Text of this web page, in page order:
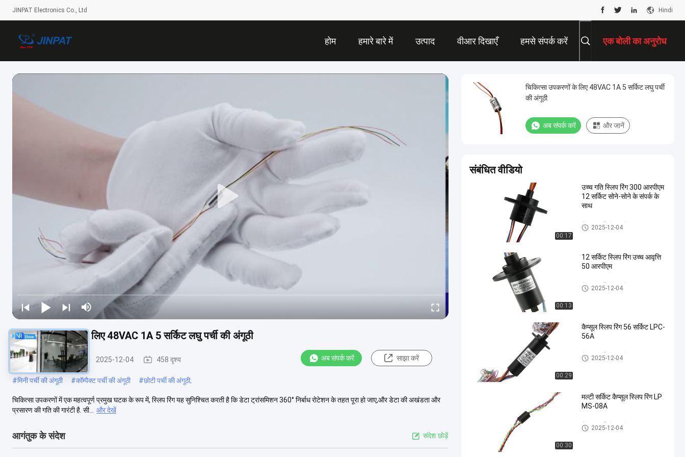
JINPAT Electronics Co., Ltd Hindi
होम हमारे बारे में उत्पाद वीआर दिखाएँ हमसे संपर्क करें एक बोली का अनुरोध
चिकित्सा उपकरणों के लिए 48VAC 1A 5 सर्किट लघु पर्ची की अंगूठी
कैप्सूल पर्ची की अंगूठी 2025-12-04 458 दृश्य अब संपर्क करें साझा करें
#मिनी पर्ची की अंगूठी #कॉम्पैक्ट पर्ची की अंगूठी #छोटी पर्ची की अंगूठी;
चिकित्सा उपकरणों में एक महत्वपूर्ण प्रमुख घटक के रूप में, स्लिप रिंग यह सुनिश्चित करती है कि डेटा ट्रांसमिशन 360° निर्बाध रोटेशन के तहत पूरा हो जाए,और डेटा की अखंडता और
प्रसारण की गति की गारंटी है. सी...
और देखें
आगंतुक के संदेश संदेश छोड़ें
चिकित्सा उपकरणों के लिए 48VAC 1A 5 सर्किट लघु पर्ची
की अंगूठी
अब संपर्क करें और जानें
संबंधित वीडियो
00:17
उच्च गति स्लिप रिंग 300 आरपीएम
12 सर्किट सोने-सोने के संपर्क के
साथ
कैप्सूल पर्ची की अंगूठी
2025-12-04
00:13
12 सर्किट स्लिप रिंग उच्च आवृत्ति
50 आरपीएम
कैप्सूल पर्ची की अंगूठी
2025-12-04
00:29
कैप्सूल स्लिप रिंग 56 सर्किट LPC-
56A
कैप्सूल पर्ची की अंगूठी
2025-12-04
00:30
मल्टी सर्किट कैप्सूल स्लिप रिंग LP
MS-08A
कैप्सूल पर्ची की अंगूठी
2025-12-04